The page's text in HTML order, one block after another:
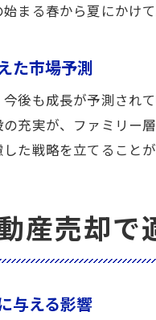
不
まる春から夏にかけ
た市場予測
後も成長が予測され
充実が、ファミリー
た戦略を立てること
産売却
与える影響